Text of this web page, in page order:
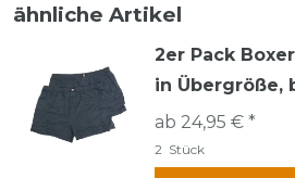
ähnliche Artikel
2er Pack
in Übergröße,
ab 24,95 € *
2 Stück